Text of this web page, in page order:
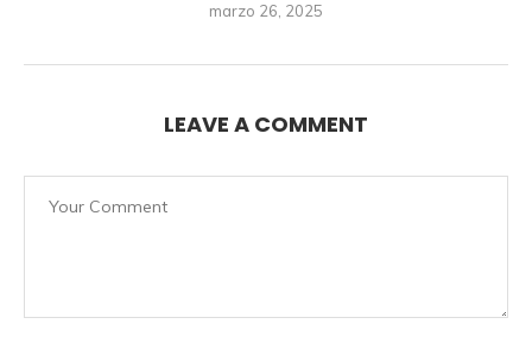
marzo 26, 2025
LEAVE A COMMENT